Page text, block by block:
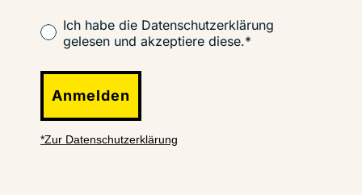
Ich habe die Datenschutzerklärung
gelesen und akzeptiere diese.*
Anmelden
*Zur Datenschutzerklärung